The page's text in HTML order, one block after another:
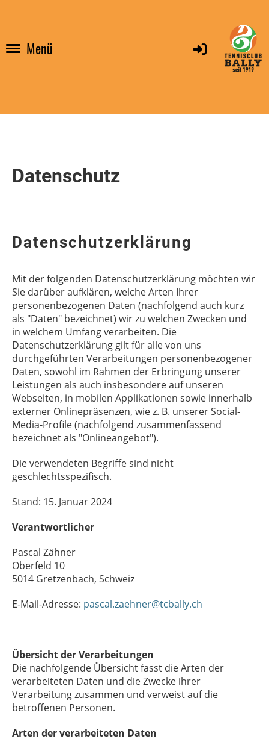
Menü
Datenschutz
Datenschutzerklärung
Mit der folgenden Datenschutzerklärung möchten wir
Sie darüber aufklären, welche Arten Ihrer
personenbezogenen Daten (nachfolgend auch kurz
als "Daten" bezeichnet) wir zu welchen Zwecken und
in welchem Umfang verarbeiten. Die
Datenschutzerklärung gilt für alle von uns
durchgeführten Verarbeitungen personenbezogener
Daten, sowohl im Rahmen der Erbringung unserer
Leistungen als auch insbesondere auf unseren
Webseiten, in mobilen Applikationen sowie innerhalb
externer Onlinepräsenzen, wie z. B. unserer Social-
Media-Profile (nachfolgend zusammenfassend
bezeichnet als "Onlineangebot").
Die verwendeten Begriffe sind nicht
geschlechtsspezifisch.
Stand: 15. Januar 2024
Verantwortlicher
Pascal Zähner
Oberfeld 10
5014 Gretzenbach, Schweiz
E-Mail-Adresse: pascal.zaehner@tcbally.ch
Übersicht der Verarbeitungen
Die nachfolgende Übersicht fasst die Arten der
verarbeiteten Daten und die Zwecke ihrer
Verarbeitung zusammen und verweist auf die
betroffenen Personen.
Arten der verarbeiteten Daten